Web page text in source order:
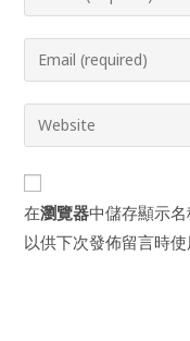
your
name
to
comment
Enter
your
email
address
comment
Enter
your
website
URL
(optional)
在瀏覽器中儲存顯示
以供下次發佈留言時使